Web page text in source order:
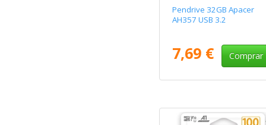
Pendrive 32GB Apacer
AH357 USB 3.2
7,69 € Comprar